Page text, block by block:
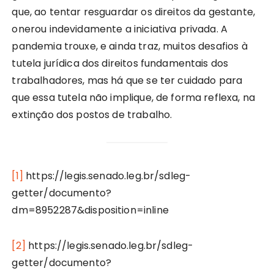
que, ao tentar resguardar os direitos da gestante,
onerou indevidamente a iniciativa privada. A
pandemia trouxe, e ainda traz, muitos desafios à
tutela jurídica dos direitos fundamentais dos
trabalhadores, mas há que se ter cuidado para
que essa tutela não implique, de forma reflexa, na
extinção dos postos de trabalho.
[1] https://legis.senado.leg.br/sdleg-
getter/documento?
dm=8952287&disposition=inline
[2] https://legis.senado.leg.br/sdleg-
getter/documento?